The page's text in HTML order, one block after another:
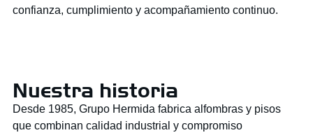
confianza, cumplimiento y acompañamiento continuo.
Nuestra historia
Desde 1985, Grupo Hermida fabrica alfombras y pisos
que combinan calidad industrial y compromiso